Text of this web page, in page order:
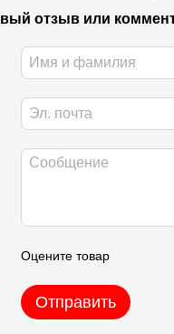
отзыв или
Оцените товар
Отправить